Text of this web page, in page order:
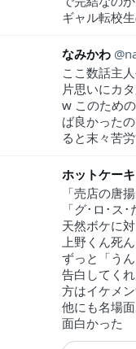
ギャル転校
なみかわ
ここ数話主
片思いにカ
w このため
ば良かった
ると末々苦労
ホットケーキ
「売店の唐
「グ･ロ･ス･
天然ボケに
上野くん死
ずっと「う
告白してく
方はイケメ
他にも名場
面白かった